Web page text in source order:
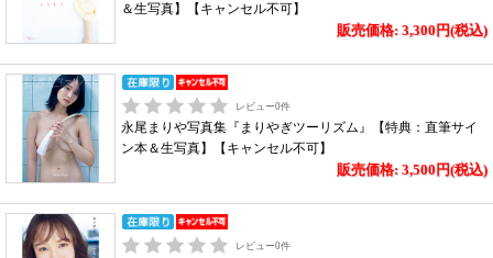
＆生写真】【キャンセル不可】
販売価格: 3,300円(税込)
レビュー0件
永尾まりや写真集『まりやぎツーリズム』【特典：直筆サイ
ン本＆生写真】【キャンセル不可】
販売価格: 3,500円(税込)
レビュー0件